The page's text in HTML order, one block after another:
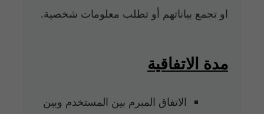
او تجمع بياناتهم أو تطلب معلومات شخصية.
مدة الاتفاقية
الاتفاق المبرم بين المستخدم وبين